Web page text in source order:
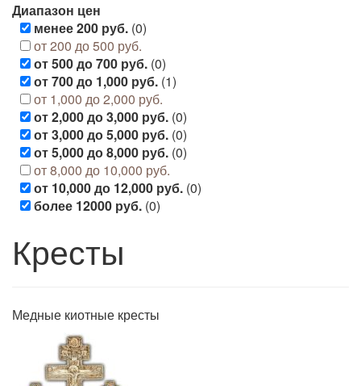
Диапазон цен
менее 200 руб. (0)
от 200 до 500 руб.
от 500 до 700 руб. (0)
от 700 до 1,000 руб. (1)
от 1,000 до 2,000 руб.
от 2,000 до 3,000 руб. (0)
от 3,000 до 5,000 руб. (0)
от 5,000 до 8,000 руб. (0)
от 8,000 до 10,000 руб.
от 10,000 до 12,000 руб. (0)
более 12000 руб. (0)
Кресты
Медные киотные кресты